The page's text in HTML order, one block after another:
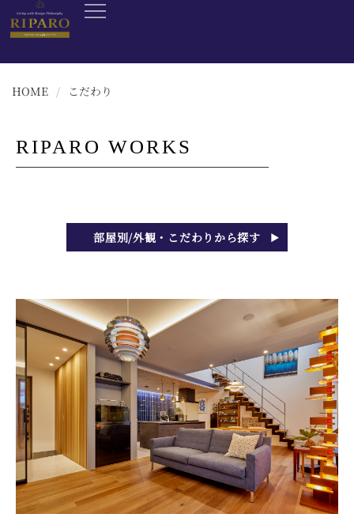
HOME / こだわり
RIPARO WORKS
部屋別/外観・こだわりから探す